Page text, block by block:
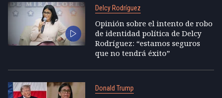
Delcy Rodríguez
Opinión sobre el intento de robo
de identidad política de Delcy
Rodríguez: “estamos seguros
que no tendrá éxito”
Donald Trump